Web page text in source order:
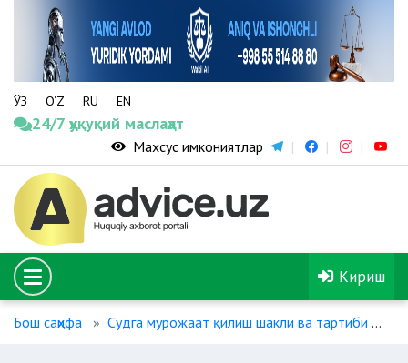
ЎЗ O‘Z RU EN
24/7 ҳуқуқий маслаҳат
Махсус имкониятлар
Кириш
Бош саҳифа Судга мурожаат қилиш шакли ва тартиби